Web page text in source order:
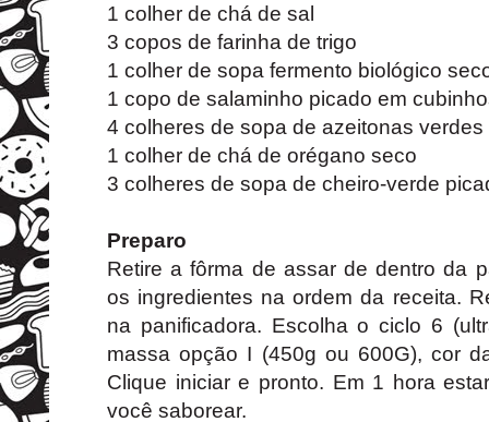
1 colher de chá de sal
3 copos de farinha de trigo
1 colher de sopa fermento biológico
1 copo de salaminho picado em
4 colheres de sopa de azeitonas
1 colher de chá de orégano seco
3 colheres de sopa de cheiro-verde
Preparo
Retire a fôrma de assar de dentro da
os ingredientes na ordem da receita.
na panificadora. Escolha o ciclo 6
massa opção I (450g ou 600G), cor
Clique iniciar e pronto. Em 1 hora
você saborear.